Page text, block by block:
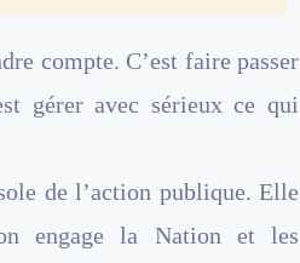
compte. C’est faire passer
gérer avec sérieux ce qui
de l’action publique. Elle
engage la Nation et les